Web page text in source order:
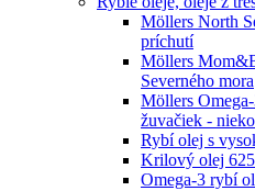
Möllers North
príchutí
Möllers
Severného mora
Möllers
žuvačiek -
Rybí olej s
Krilový olej
Omega-3 rybí